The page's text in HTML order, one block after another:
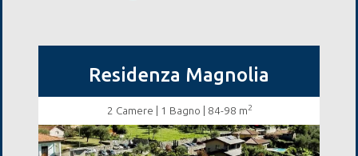
Residenza Magnolia
2 Camere | 1 Bagno | 84-98 m2